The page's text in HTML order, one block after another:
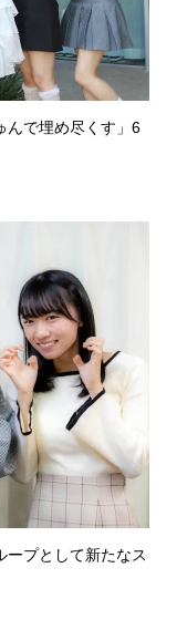
で埋め尽くす」6
ープとして新たなス